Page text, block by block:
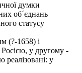
думки
об´єднань
статусу
(?-1658) і
у другому -
реалізовані: у